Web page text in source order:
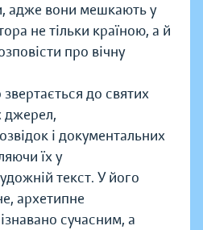
адже вони мешкають у
не тільки країною, а й
про вічну
до святих
джерел,
і документальних
їх у
текст. У його
архетипне
сучасним, а